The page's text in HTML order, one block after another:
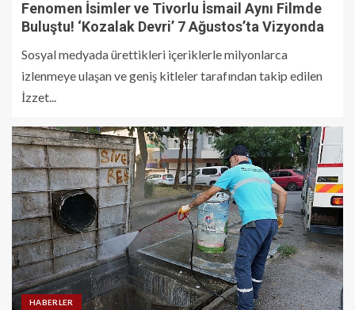
Fenomen İsimler ve Tivorlu İsmail Aynı Filmde
Buluştu! ‘Kozalak Devri’ 7 Ağustos’ta Vizyonda
Sosyal medyada ürettikleri içeriklerle milyonlarca
izlenmeye ulaşan ve geniş kitleler tarafından takip edilen
İzzet...
HABERLER